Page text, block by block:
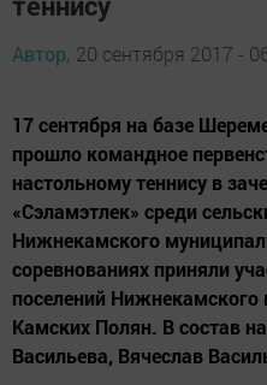
Автор, 20 сентября 2017 -
17 сентября на базе
прошло командное
настольному теннису в
«Сэламэтлек» среди
Нижнекамского
соревнованиях приняли
поселений
Камских Полян. В состав
Васильева, Вячеслав